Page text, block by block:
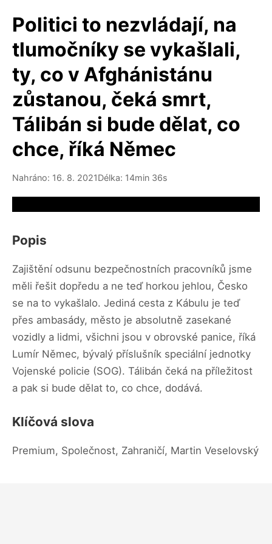
Politici to nezvládají, na
tlumočníky se vykašlali,
ty, co v Afghánistánu
zůstanou, čeká smrt,
Tálibán si bude dělat, co
chce, říká Němec
Nahráno: 16. 8. 2021Délka: 14min 36s
Popis
Zajištění odsunu bezpečnostních pracovníků jsme
měli řešit dopředu a ne teď horkou jehlou, Česko
se na to vykašlalo. Jediná cesta z Kábulu je teď
přes ambasády, město je absolutně zasekané
vozidly a lidmi, všichni jsou v obrovské panice, říká
Lumír Němec, bývalý příslušník speciální jednotky
Vojenské policie (SOG). Tálibán čeká na příležitost
a pak si bude dělat to, co chce, dodává.
Klíčová slova
Premium, Společnost, Zahraničí, Martin Veselovský